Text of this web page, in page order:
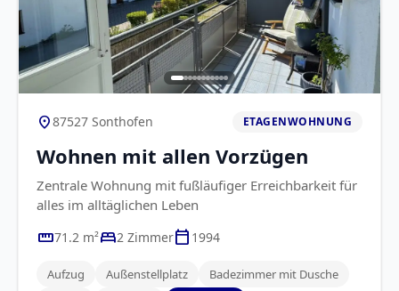
location_on87527 Sonthofen ETAGENWOHNUNG
Wohnen mit allen Vorzügen
Zentrale Wohnung mit fußläufiger Erreichbarkeit für
alles im alltäglichen Leben
straighten71.2 m²bed2 Zimmercalendar_today 1994
Aufzug Außenstellplatz
Badezimmer mit Dusche